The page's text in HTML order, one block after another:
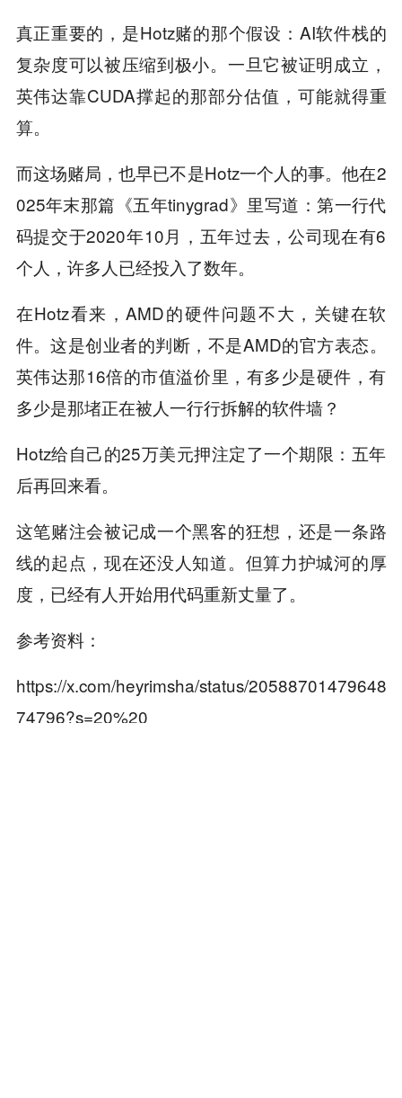
真正重要的，是Hotz赌的那个假设：AI软件栈的
复杂度可以被压缩到极小。一旦它被证明成立，
英伟达靠CUDA撑起的那部分估值，可能就得重
算。
而这场赌局，也早已不是Hotz一个人的事。他在2
025年末那篇《五年tinygrad》里写道：第一行代
码提交于2020年10月，五年过去，公司现在有6
个人，许多人已经投入了数年。
在Hotz看来，AMD的硬件问题不大，关键在软
件。这是创业者的判断，不是AMD的官方表态。
英伟达那16倍的市值溢价里，有多少是硬件，有
多少是那堵正在被人一行行拆解的软件墙？
Hotz给自己的25万美元押注定了一个期限：五年
后再回来看。
这笔赌注会被记成一个黑客的狂想，还是一条路
线的起点，现在还没人知道。但算力护城河的厚
度，已经有人开始用代码重新丈量了。
参考资料：
https://x.com/heyrimsha/status/20588701479648
74796?s=20%20